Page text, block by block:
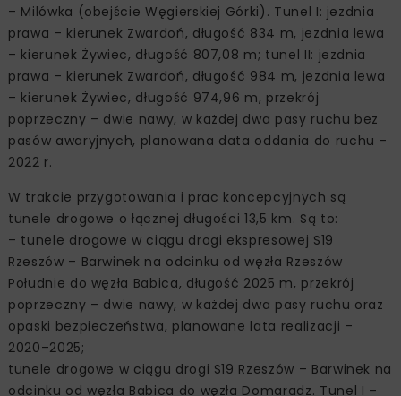
– Milówka (obejście Węgierskiej Górki). Tunel I: jezdnia
prawa – kierunek Zwardoń, długość 834 m, jezdnia lewa
– kierunek Żywiec, długość 807,08 m; tunel II: jezdnia
prawa – kierunek Zwardoń, długość 984 m, jezdnia lewa
– kierunek Żywiec, długość 974,96 m, przekrój
poprzeczny – dwie nawy, w każdej dwa pasy ruchu bez
pasów awaryjnych, planowana data oddania do ruchu –
2022 r.
W trakcie przygotowania i prac koncepcyjnych są
tunele drogowe o łącznej długości 13,5 km. Są to:
– tunele drogowe w ciągu drogi ekspresowej S19
Rzeszów – Barwinek na odcinku od węzła Rzeszów
Południe do węzła Babica, długość 2025 m, przekrój
poprzeczny – dwie nawy, w każdej dwa pasy ruchu oraz
opaski bezpieczeństwa, planowane lata realizacji –
2020–2025;
tunele drogowe w ciągu drogi S19 Rzeszów – Barwinek na
odcinku od węzła Babica do węzła Domaradz. Tunel I –